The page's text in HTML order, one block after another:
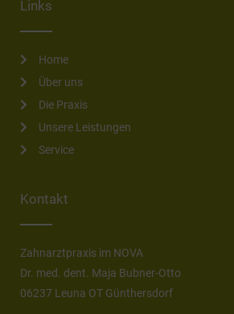
Links
Home
Über uns
Die Praxis
Unsere Leistungen
Service
Kontakt
Zahnarztpraxis im NOVA
Dr. med. dent. Maja Bubner-Otto
06237 Leuna OT Günthersdorf